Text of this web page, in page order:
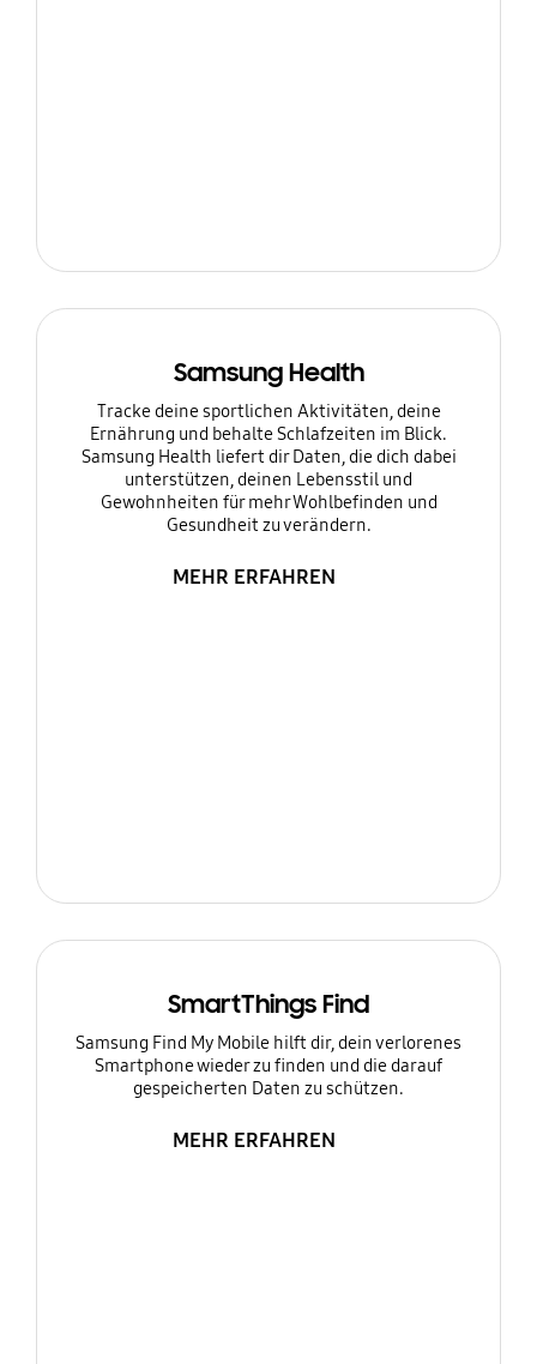
Samsung Health
Tracke deine sportlichen Aktivitäten, deine
Ernährung und behalte Schlafzeiten im Blick.
Samsung Health liefert dir Daten, die dich dabei
unterstützen, deinen Lebensstil und
Gewohnheiten für mehr Wohlbefinden und
Gesundheit zu verändern.
MEHR ERFAHREN
SmartThings Find
Samsung Find My Mobile hilft dir, dein verlorenes
Smartphone wieder zu finden und die darauf
gespeicherten Daten zu schützen.
MEHR ERFAHREN